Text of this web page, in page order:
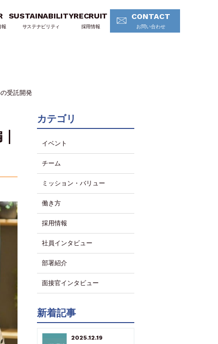
報
SUSTAINABILITY
サステナビリティ
RECRUIT
採用情報
CONTACT
お問い合わせ
受託開発
カテゴリ
イベント
チーム
ミッション・バリュー
働き方
採用情報
社員インタビュー
部署紹介
面接官インタビュー
新着記事
2025.12.19